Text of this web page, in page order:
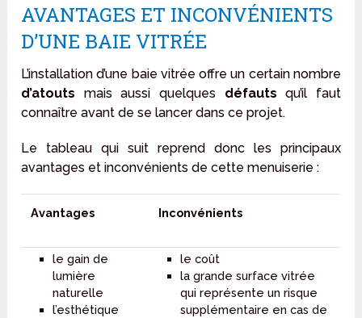
AVANTAGES ET INCONVÉNIENTS
D’UNE BAIE VITRÉE
L’installation d’une baie vitrée offre un certain nombre
d’atouts mais aussi quelques défautsqu’il faut
connaître avant de se lancer dans ce projet.
Le tableau qui suit reprend donc les principaux
avantages et inconvénients de cette menuiserie :
Avantages Inconvénients
le gain de
lumière
naturelle
l’esthétique
le coût
la grande surface vitrée
qui représente un risque
supplémentaire en cas de